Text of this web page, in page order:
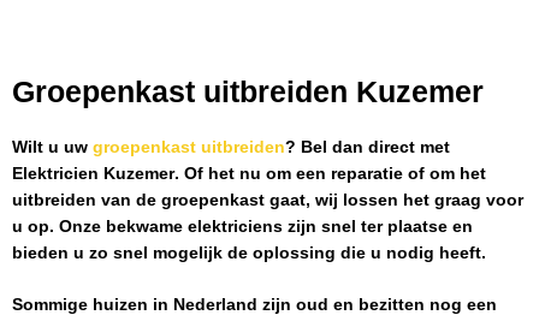
Groepenkast uitbreiden Kuzemer
Wilt u uw groepenkast uitbreiden? Bel dan direct met
Elektricien Kuzemer. Of het nu om een reparatie of om het
uitbreiden van de groepenkast gaat, wij lossen het graag voor
u op. Onze bekwame elektriciens zijn snel ter plaatse en
bieden u zo snel mogelijk de oplossing die u nodig heeft.
Sommige huizen in Nederland zijn oud en bezitten nog een